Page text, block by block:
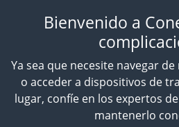
Bienvenido a
Ya sea que necesite navegar
o acceder a dispositivos de
lugar, confíe en los expertos
mantenerlo